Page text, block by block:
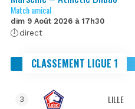
Match amical
dim 9 Août 2026 à 17h30
direct
CLASSEMENT LIGUE 1
3 LILLE